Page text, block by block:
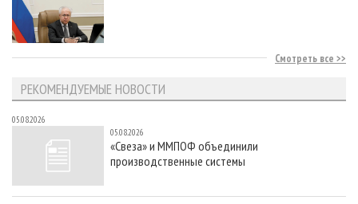
Смотреть все
РЕКОМЕНДУЕМЫЕ НОВОСТИ
05.08.2026
05.08.2026
«Свеза» и ММПОФ объединили
производственные системы